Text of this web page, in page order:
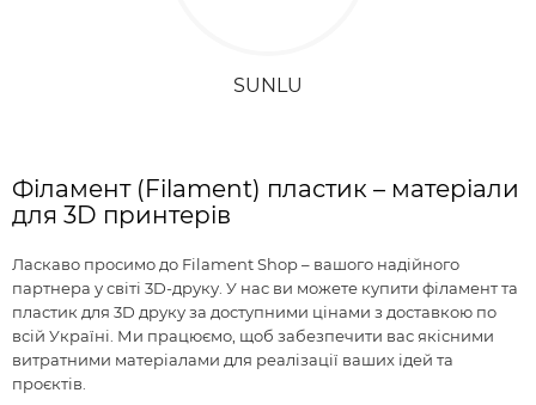
SUNLU
Філамент (Filament) пластик – матеріали
для 3D принтерів
Ласкаво просимо до Filament Shop – вашого надійного
партнера у світі 3D-друку. У нас ви можете купити філамент та
пластик для 3D друку за доступними цінами з доставкою по
всій Україні. Ми працюємо, щоб забезпечити вас якісними
витратними матеріалами для реалізації ваших ідей та
проєктів.